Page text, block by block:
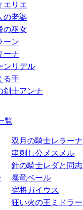
エリエ
の老婆
の巫女
ーン
ーナ
ンリデル
る手
剣士アンナ
覧
双月の騎士レラーナ
串刺し公メスメル
針の騎士レダと同志
暴竜ベール
宿将ガイウス
狂い火の王ミドラー